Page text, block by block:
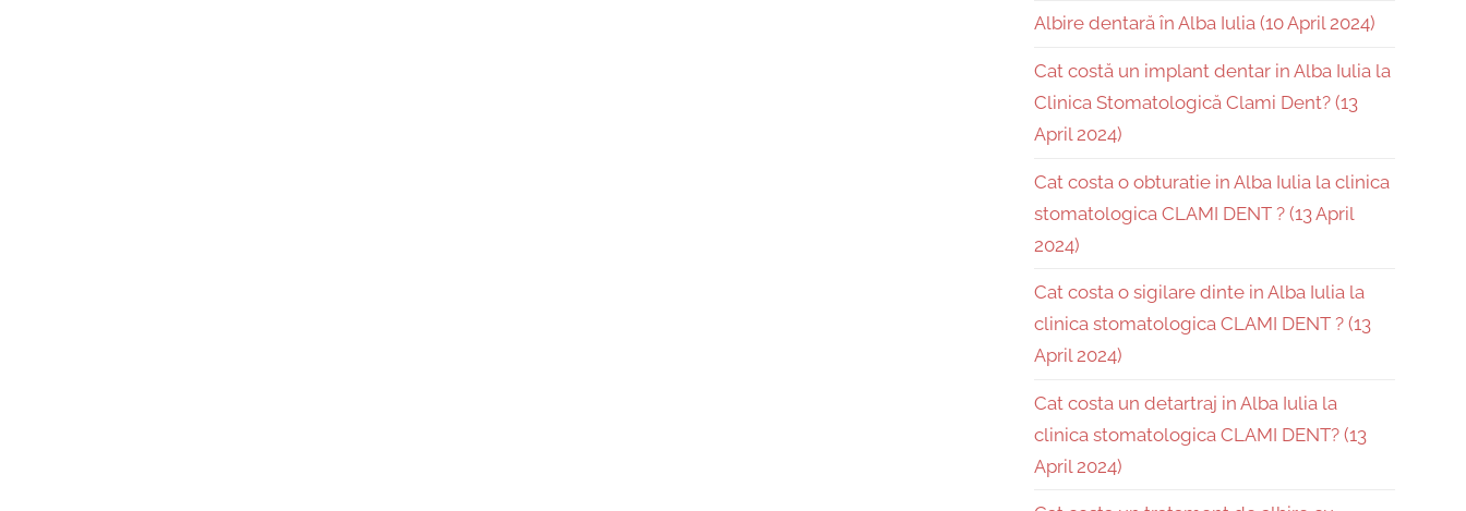
Albire dentară în Alba Iulia (10 April 2024)
Cat costă un implant dentar in Alba Iulia la
Clinica Stomatologică Clami Dent? (13
April 2024)
Cat costa o obturatie in Alba Iulia la clinica
stomatologica CLAMI DENT ? (13 April
2024)
Cat costa o sigilare dinte in Alba Iulia la
clinica stomatologica CLAMI DENT ? (13
April 2024)
Cat costa un detartraj in Alba Iulia la
clinica stomatologica CLAMI DENT? (13
April 2024)